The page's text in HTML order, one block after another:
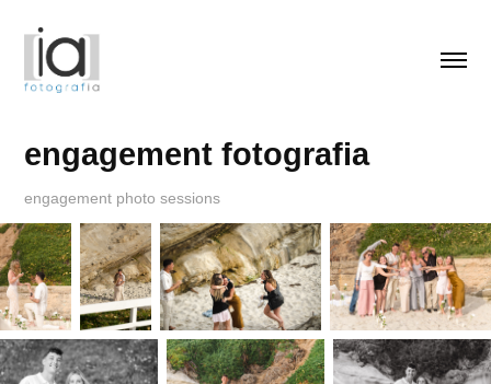
engagement fotografia
engagement photo sessions